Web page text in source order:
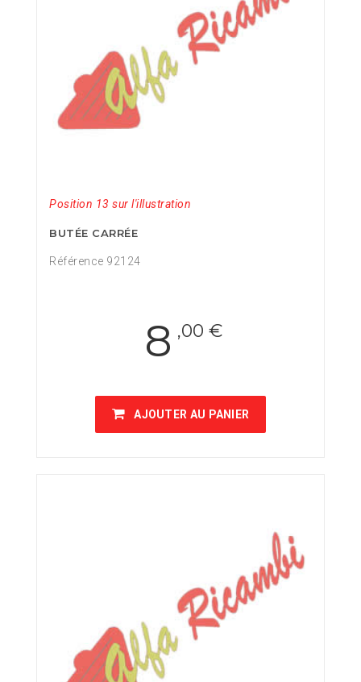
Position 13 sur l'illustration
BUTÉE CARRÉE
Référence 92124
8 ,00 €
AJOUTER AU PANIER